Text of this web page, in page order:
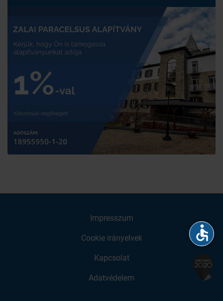
Impresszum
Cookie irányelvek
Kapcsolat
Adatvédelem
accessible